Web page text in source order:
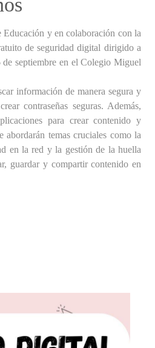
y en colaboración con la
de seguridad digital dirigido a
septiembre en el Colegio Miguel
información de manera segura y
contraseñas seguras. Además,
para crear contenido y
abordarán temas cruciales como la
en la red y la gestión de la huella
guardar y compartir contenido en